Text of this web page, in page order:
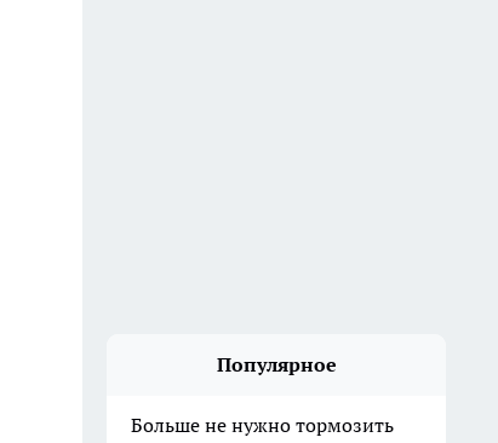
Популярное
Больше не нужно тормозить